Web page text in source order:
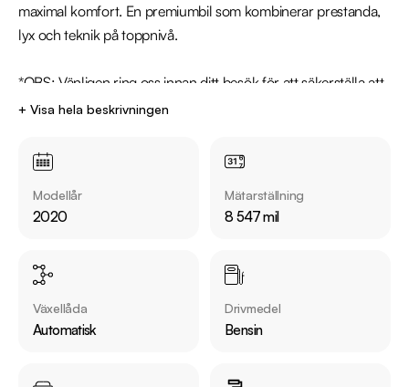
maximal komfort. En premiumbil som kombinerar prestanda,
lyx och teknik på toppnivå.
*OBS: Vänligen ring oss innan ditt besök för att säkerställa att
bilen finns i butiken, då den kan vara placerad på en annan
Utrustning inkluderar:
+ Visa hela beskrivningen
Modellår
2020
Mätarställning
8 547 mil
Växellåda
Automatisk
Drivmedel
Bensin